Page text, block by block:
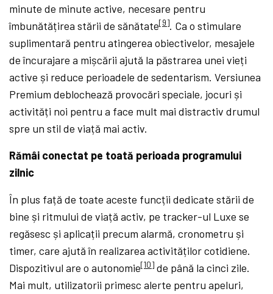
minute de minute active, necesare pentru
îmbunătățirea stării de sănătate[9]. Ca o stimulare
suplimentară pentru atingerea obiectivelor, mesajele
de încurajare a mișcării ajută la păstrarea unei vieți
active și reduce perioadele de sedentarism. Versiunea
Premium deblochează provocări speciale, jocuri și
activități noi pentru a face mult mai distractiv drumul
spre un stil de viață mai activ.
Rămâi conectat pe toată perioada programului
zilnic
În plus față de toate aceste funcții dedicate stării de
bine și ritmului de viață activ, pe tracker-ul Luxe se
regăsesc și aplicații precum alarmă, cronometru și
timer, care ajută în realizarea activităților cotidiene.
Dispozitivul are o autonomie[10] de până la cinci zile.
Mai mult, utilizatorii primesc alerte pentru apeluri,